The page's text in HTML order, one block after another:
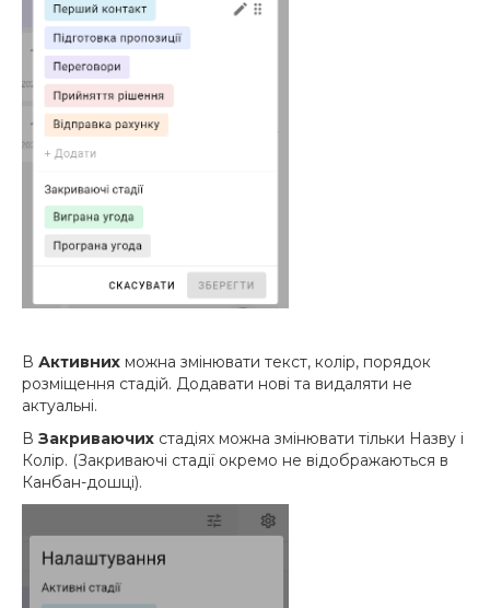
В Активних можна змінювати текст, колір, порядок
розміщення стадій. Додавати нові та видаляти не
актуальні.
В Закриваючих стадіях можна змінювати тільки Назву і
Колір. (Закриваючі стадії окремо не відображаються в
Канбан-дошці).